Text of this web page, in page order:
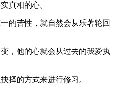
真相的心。
的苦性，就自然会从乐著轮回
，他的心就会从过去的我爱执
择的方式来进行修习。